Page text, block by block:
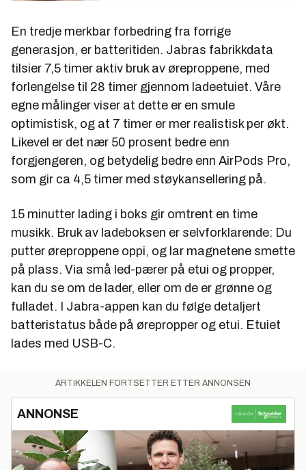
En tredje merkbar forbedring fra forrige
generasjon, er batteritiden. Jabras fabrikkdata
tilsier 7,5 timer aktiv bruk av øreproppene, med
forlengelse til 28 timer gjennom ladeetuiet. Våre
egne målinger viser at dette er en smule
optimistisk, og at 7 timer er mer realistisk per økt.
Likevel er det nær 50 prosent bedre enn
forgjengeren, og betydelig bedre enn AirPods Pro,
som gir ca 4,5 timer med støykansellering på.
15 minutter lading i boks gir omtrent en time
musikk. Bruk av ladeboksen er selvforklarende: Du
putter øreproppene oppi, og lar magnetene smette
på plass. Via små led-pærer på etui og propper,
kan du se om de lader, eller om de er grønne og
fulladet. I Jabra-appen kan du følge detaljert
batteristatus både på ørepropper og etui. Etuiet
lades med USB-C.
ARTIKKELEN FORTSETTER ETTER ANNONSEN
ANNONSE